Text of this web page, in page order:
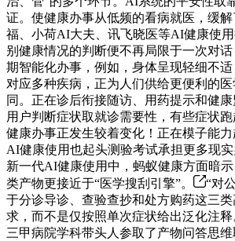
证。使健康办事从低频的看病就医，缓
福、小荷AI大夫、讯飞晓医等AI健康使
别健康情况的判断便不再局限于一次对
期智能化办事，例如，身体呈现轻细不
对应多种疾病，正为人们供给更便利的
同。正在诊后衔接随访、用药提示和健
用户判断症状取就诊需要性，有些症状
健康办事正发生较着变化！正在模子能力
AI健康使用也起头测验考试承担更多现
新一代AI健康使用中，蚂蚁健康方面暗
类产物更接近于“医学搜刮引擎”。
“对
于分诊导诊、查验查抄和处方购药这三
求，而不是仅按照单次症状给出泛化注
三甲病院学科带头人参取了产物问答思维